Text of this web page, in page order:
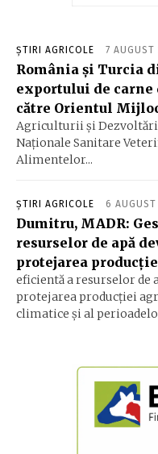
ȘTIRI AGRICOLE 7 AUGUST
România și Turcia
exportului de
către Orientul
Agriculturii și
Naționale Sanitare
Alimentelor...
ȘTIRI AGRICOLE 6
Dumitru, MADR:
resurselor de apă
protejarea
eficientă a resurselor de
protejarea producţiei
climatice şi al